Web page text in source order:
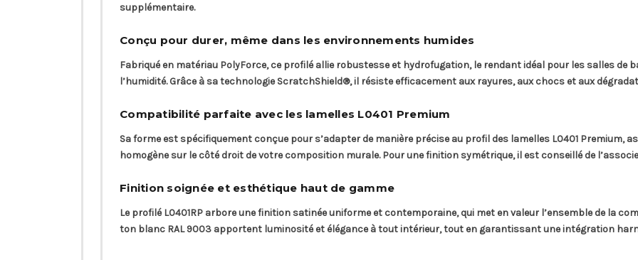
supplémentaire.
Conçu pour durer, même dans les environnements humides
Fabriqué en matériau PolyForce, ce profilé allie robustesse et hydrofugation, le rendant idéal pour les salles de
l’humidité. Grâce à sa technologie ScratchShield®, il résiste efficacement aux rayures, aux chocs et aux
Compatibilité parfaite avec les lamelles L0401 Premium
Sa forme est spécifiquement conçue pour s’adapter de manière précise au profil des lamelles L0401 Premium,
homogène sur le côté droit de votre composition murale. Pour une finition symétrique, il est conseillé de
Finition soignée et esthétique haut de gamme
Le profilé L0401RP arbore une finition satinée uniforme et contemporaine, qui met en valeur l’ensemble de la
ton blanc RAL 9003 apportent luminosité et élégance à tout intérieur, tout en garantissant une intégration